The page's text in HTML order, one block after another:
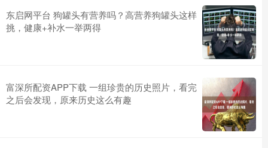
东启网平台 狗罐头有营养吗？高营养狗罐头这样
挑，健康+补水一举两得
富深所配资APP下载 一组珍贵的历史照片，看完
之后会发现，原来历史这么有趣